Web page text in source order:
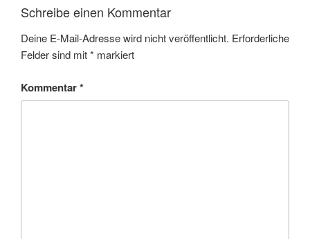
Schreibe einen Kommentar
Deine E-Mail-Adresse wird nicht veröffentlicht. Erforderliche
Felder sind mit* markiert
Kommentar*